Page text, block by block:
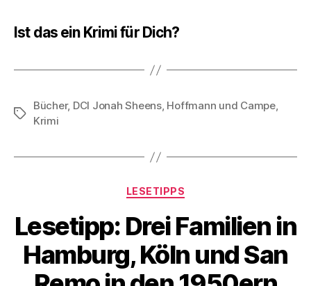
Ist das ein Krimi für Dich?
Schlagwörter
Bücher, DCI Jonah Sheens, Hoffmann und Campe,
Krimi
Kategorien
LESETIPPS
Lesetipp: Drei Familien in
Hamburg, Köln und San